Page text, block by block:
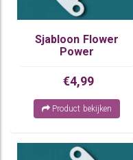
Sjabloon Flower
Power
€4,99
Product bekijken